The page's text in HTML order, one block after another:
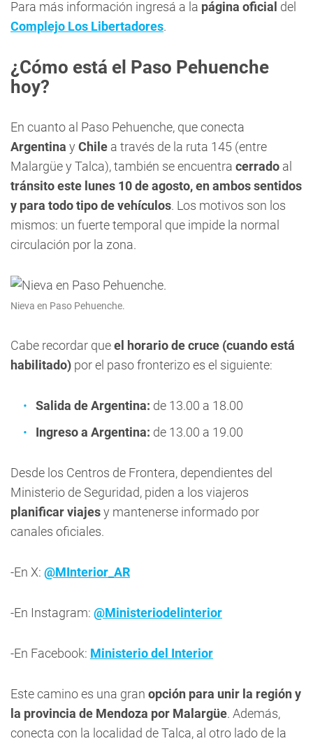
Para más información ingresá a la página oficial del
Complejo Los Libertadores.
¿Cómo está el Paso Pehuenche
hoy?
En cuanto al Paso Pehuenche, que conecta
Argentina y Chile a través de la ruta 145 (entre
Malargüe y Talca), también se encuentra cerrado al
tránsito este lunes 10 de agosto, en ambos sentidos
y para todo tipo de vehículos. Los motivos son los
mismos: un fuerte temporal que impide la normal
circulación por la zona.
Nieva en Paso Pehuenche.
Cabe recordar queel horario de cruce (cuando está
habilitado) por el paso fronterizo es el siguiente:
Salida de Argentina: de 13.00 a 18.00
Ingreso a Argentina: de 13.00 a 19.00
Desde los Centros de Frontera, dependientes del
Ministerio de Seguridad, piden a los viajeros
planificar viajesy mantenerse informado por
canales oficiales.
-En X: @MInterior_AR
-En Instagram: @Ministeriodelinterior
-En Facebook: Ministerio del Interior
Este camino es una gran opción para unir la región y
la provincia de Mendoza por Malargüe. Además,
conecta con la localidad de Talca, al otro lado de la